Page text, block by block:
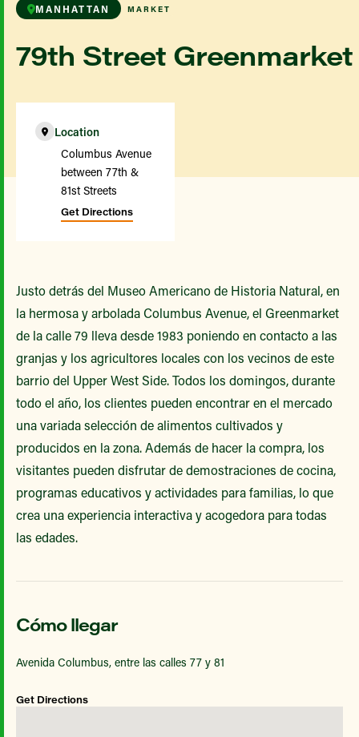
MANHATTAN MARKET
79th Street Greenmarket
Location
Columbus Avenue
between 77th &
81st Streets
Get Directions
Justo detrás del Museo Americano de Historia Natural, en
la hermosa y arbolada Columbus Avenue, el Greenmarket
de la calle 79 lleva desde 1983 poniendo en contacto a las
granjas y los agricultores locales con los vecinos de este
barrio del Upper West Side. Todos los domingos, durante
todo el año, los clientes pueden encontrar en el mercado
una variada selección de alimentos cultivados y
producidos en la zona. Además de hacer la compra, los
visitantes pueden disfrutar de demostraciones de cocina,
programas educativos y actividades para familias, lo que
crea una experiencia interactiva y acogedora para todas
las edades.
Cómo llegar
Avenida Columbus, entre las calles 77 y 81
Get Directions